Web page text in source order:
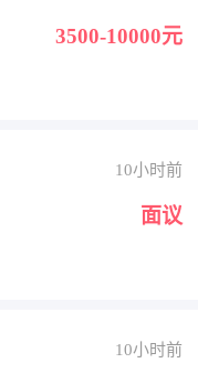
3500-10000元
10小时前
面议
10小时前